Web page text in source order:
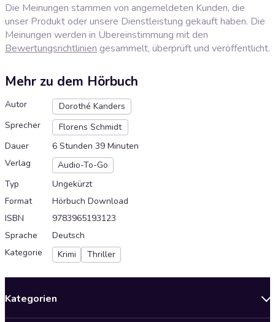
Die Meinungen stammen von angemeldeten Kunden, die
unser Produkt oder unsere Dienstleistung gekauft haben. Die
Meinungen werden in Übereinstimmung mit den
Bewertungsrichtlinien gesammelt, überprüft und veröffentlicht.
Mehr zu dem Hörbuch
Autor
Dorothé Kanders
Sprecher
Florens Schmidt
Dauer
6 Stunden 39 Minuten
Verlag
Audio-To-Go
Typ
Ungekürzt
Format
Hörbuch Download
ISBN
9783965193123
Sprache
Deutsch
Kategorie
Krimi Thriller
Kategorien